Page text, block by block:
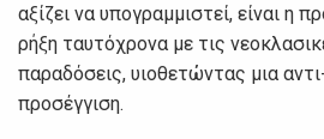
αξίζει να υπογραμμιστεί, είναι η
ρήξη ταυτόχρονα με τις
παραδόσεις, υιοθετώντας μια
προσέγγιση.